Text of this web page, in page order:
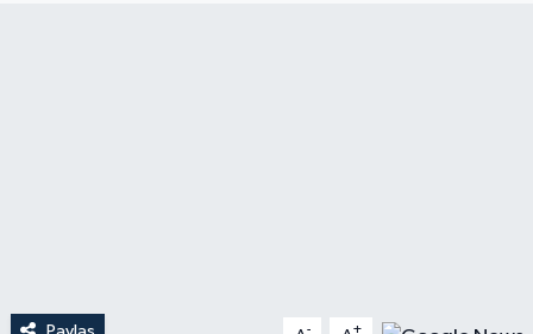
- +